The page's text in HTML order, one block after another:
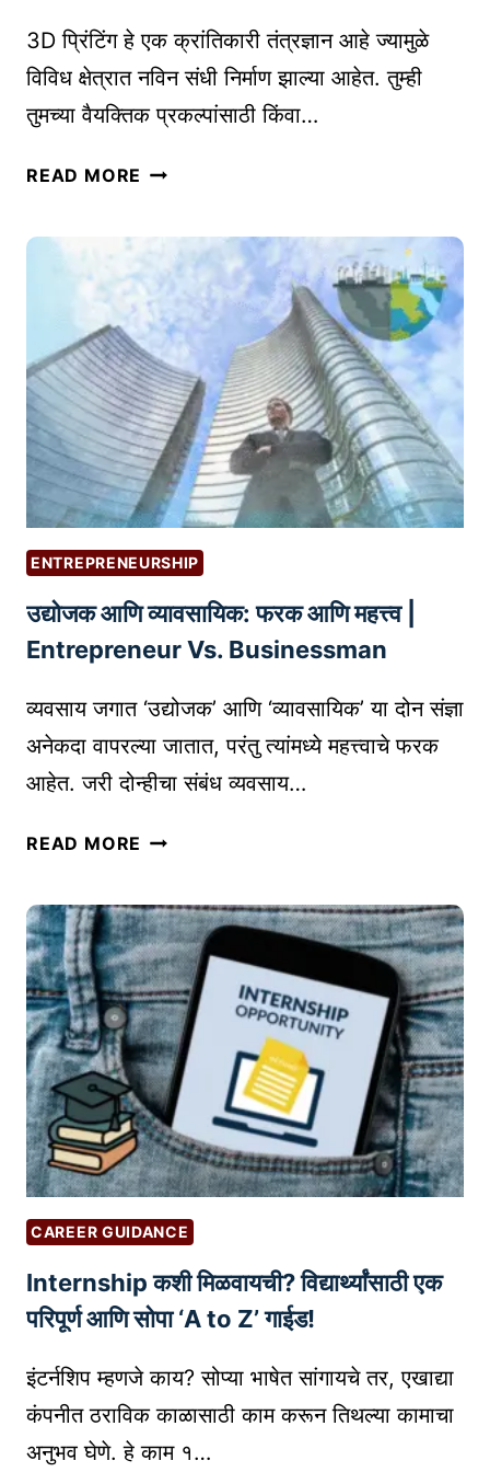
R
A
H
W
T
H
S
M
A
R
T
P
H
O
E
सा
ठी
का
हा
का
हे
?
|
S
A
Y
N
O
T
O
E
Y
O
R
D
F
I
N
G
3D प्रिंटिंग हे एक क्रांतिकारी तंत्रज्ञान आहे ज्यामुळे
विविध क्षेत्रात नविन संधी निर्माण झाल्या आहेत. तुम्ही
तुमच्या वैयक्तिक प्रकल्पांसाठी किंवा…
READ MORE वै
क
वा
प
र
आ
णि
व्य
व
सा
या
सा
ठी
3
D
ट
क
से
व
वे
?
ENTREPRENEURSHIP
उद्योजक आणि व्यावसायिक: फरक आणि महत्त्व |
Entrepreneur Vs. Businessman
व्यवसाय जगात ‘उद्योजक’ आणि ‘व्यावसायिक’ या दोन संज्ञा
अनेकदा वापरल्या जातात, परंतु त्यांमध्ये महत्त्वाचे फरक
आहेत. जरी दोन्हीचा संबंध व्यवसाय…
READ MORE उ
क
आ
णि
व्या
व
सा
यि
क
:
फ
र
क
आ
णि
ह
|
E
CAREER GUIDANCE
Internship कशी मिळवायची? विद्यार्थ्यांसाठी एक
परिपूर्ण आणि सोपा ‘A to Z’ गाईड!
इंटर्नशिप म्हणजे काय? सोप्या भाषेत सांगायचे तर, एखाद्या
कंपनीत ठराविक काळासाठी काम करून तिथल्या कामाचा
अनुभव घेणे. हे काम १…